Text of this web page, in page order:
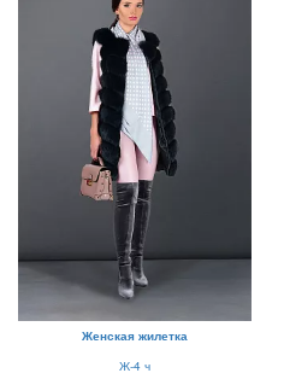
Женская жилетка
Ж-4 ч